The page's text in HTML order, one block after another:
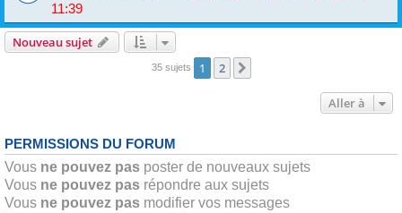
11:39
Nouveau sujet
35 sujets 1 2
Aller à
PERMISSIONS DU FORUM
Vous ne pouvez pas poster de nouveaux sujets
Vous ne pouvez pas répondre aux sujets
Vous ne pouvez pas modifier vos messages